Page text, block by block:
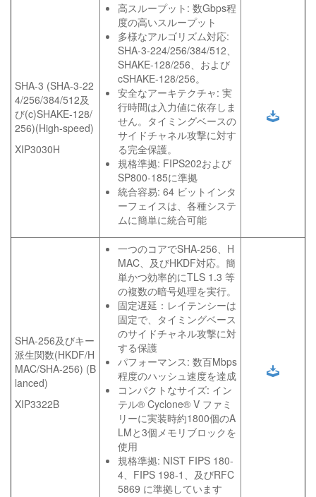
SHA-3 (SHA-3-22
4/256/384/512及
び(c)SHAKE-128/
256)(High-speed)
XIP3030H
高スループット: 数Gbps程
度の高いスループット
多様なアルゴリズム対応:
SHA-3-224/256/384/512、
SHAKE-128/256、および
cSHAKE-128/256。
安全なアーキテクチャ: 実
行時間は入力値に依存しま
せん。タイミングベースの
サイドチャネル攻撃に対す
る完全保護。
規格準拠: FIPS202および
SP800-185に準拠
統合容易: 64 ビットインタ
ーフェイスは、各種システ
ムに簡単に統合可能
SHA-256及びキー
派生関数(HKDF/H
MAC/SHA-256) (B
lanced)
XIP3322B
一つのコアでSHA-256、H
MAC、及びHKDF対応。簡
単かつ効率的にTLS 1.3 等
の複数の暗号処理を実行。
固定遅延：レイテンシーは
固定で、タイミングベース
のサイドチャネル攻撃に対
する保護
パフォーマンス: 数百Mbps
程度のハッシュ速度を達成
コンパクトなサイズ: イン
テル® Cyclone® V ファミ
リーに実装時約1800個のA
LMと3個メモリブロックを
使用
規格準拠: NIST FIPS 180-
4、FIPS 198-1、及びRFC
5869 に準拠しています